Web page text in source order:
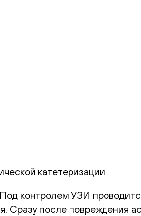
катетеризации.
контролем УЗИ
Сразу после повреждения